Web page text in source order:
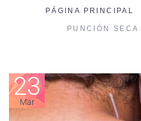
PÁGINA PRINCIPAL
PUNCIÓN
23
Mar